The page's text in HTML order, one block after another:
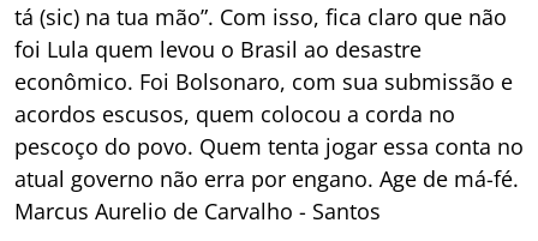
tá (sic) na tua mão”. Com isso, fica claro que não
foi Lula quem levou o Brasil ao desastre
econômico. Foi Bolsonaro, com sua submissão e
acordos escusos, quem colocou a corda no
pescoço do povo. Quem tenta jogar essa conta no
atual governo não erra por engano. Age de má-fé.
Marcus Aurelio de Carvalho - Santos